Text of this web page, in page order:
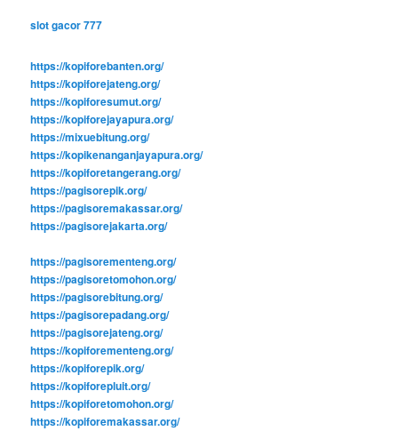
slot gacor 777
https://kopiforebanten.org/
https://kopiforejateng.org/
https://kopiforesumut.org/
https://kopiforejayapura.org/
https://mixuebitung.org/
https://kopikenanganjayapura.org/
https://kopiforetangerang.org/
https://pagisorepik.org/
https://pagisoremakassar.org/
https://pagisorejakarta.org/
https://pagisorementeng.org/
https://pagisoretomohon.org/
https://pagisorebitung.org/
https://pagisorepadang.org/
https://pagisorejateng.org/
https://kopiforementeng.org/
https://kopiforepik.org/
https://kopiforepluit.org/
https://kopiforetomohon.org/
https://kopiforemakassar.org/